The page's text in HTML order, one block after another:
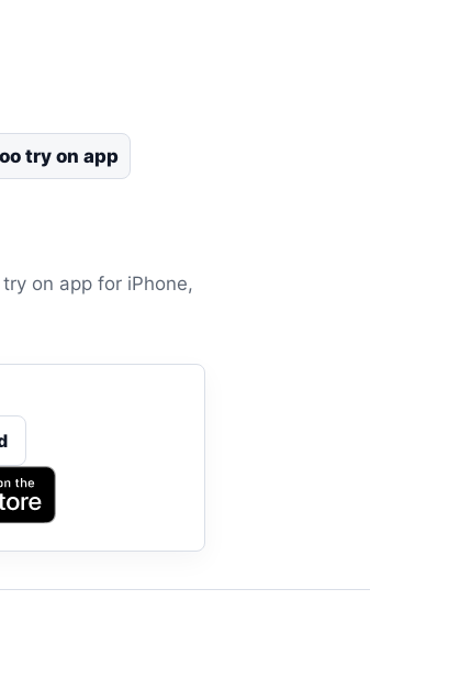
try on app
on app for iPhone,